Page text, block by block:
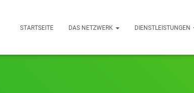
STARTSEITE DAS NETZWERK DIENSTLEISTUNGEN